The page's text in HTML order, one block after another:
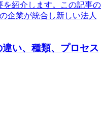
を紹介します。この記事の
企業が統合し新しい法人
い、種類、プロセス